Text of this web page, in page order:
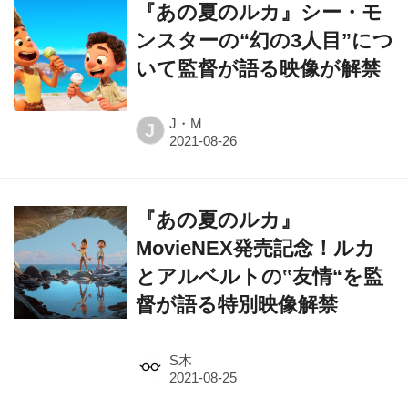
『あの夏のルカ』シー・モ
ンスターの“幻の3人目”につ
いて監督が語る映像が解禁
J J・M
『あの夏のルカ』
MovieNEX発売記念！ルカ
とアルベルトの‟友情“を監
督が語る特別映像解禁
S木